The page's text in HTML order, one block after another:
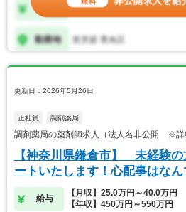
更新日：2026年5月26日
正社員 調剤薬局
調剤薬局の薬剤師求人（法人名非公開 ※詳
【神奈川県鎌倉市】 未経験
ートいたします！心配事はなん
給与
【月収】25.0万円～40.0万円
【年収】450万円～550万円